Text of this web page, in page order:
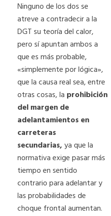
Ninguno de los dos se
atreve a contradecir a la
DGT su teoría del calor,
pero sí apuntan ambos a
que es más probable,
«simplemente por lógica»,
que la causa real sea, entre
otras cosas, la prohibición
del margen de
adelantamientos en
carreteras
secundarias,ya que la
normativa exige pasar más
tiempo en sentido
contrario para adelantar y
las probabilidades de
choque frontal aumentan.